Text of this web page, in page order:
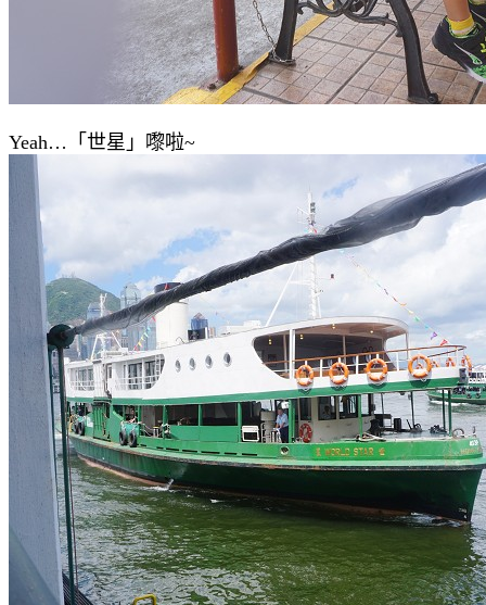
Yeah…「世星」嚟啦~